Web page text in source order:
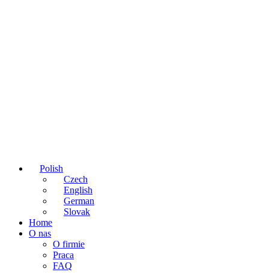
Polish
Czech
English
German
Slovak
Home
O nas
O firmie
Praca
FAQ